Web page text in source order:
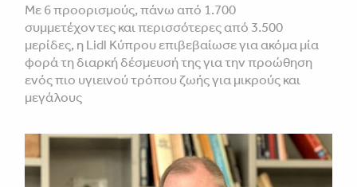
Με 6 προορισμούς, πάνω από 1.700
συμμετέχοντες και περισσότερες από 3.500
μερίδες, η Lidl Κύπρου επιβεβαίωσε για ακόμα μία
φορά τη διαρκή δέσμευσή της για την προώθηση
ενός πιο υγιεινού τρόπου ζωής για μικρούς και
μεγάλους